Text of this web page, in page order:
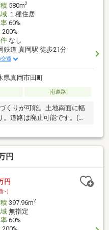
580m2
１種住居
60%
200%
なし
鉄道 真岡駅 徒歩21分
通
県真岡市田町
南道路
くりが可能。土地南面に幅
道路は廃止可能です。(申
円
円
:-）
397.96m2
無指定
60%